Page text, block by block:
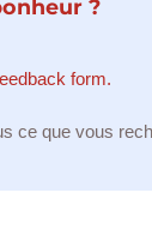
?
form.
ce que vous